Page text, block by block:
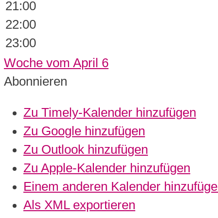
21:00
22:00
23:00
Woche vom April 6
Abonnieren
Zu Timely-Kalender hinzufügen
Zu Google hinzufügen
Zu Outlook hinzufügen
Zu Apple-Kalender hinzufügen
Einem anderen Kalender
Als XML exportieren